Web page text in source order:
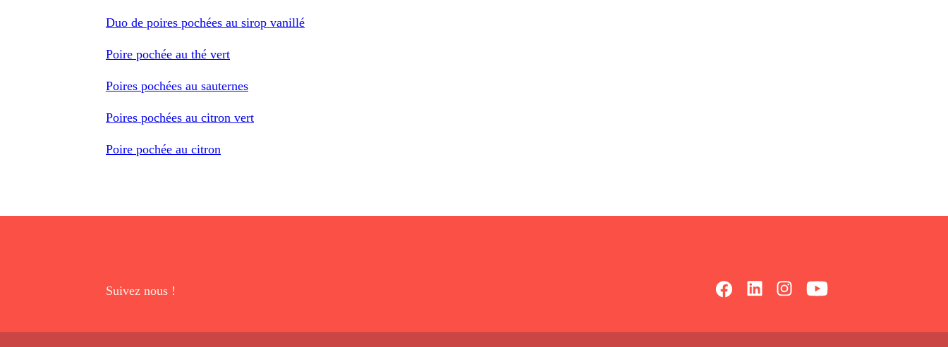
Duo de poires pochées au sirop vanillé
Poire pochée au thé vert
Poires pochées au sauternes
Poires pochées au citron vert
Poire pochée au citron
Suivez nous !